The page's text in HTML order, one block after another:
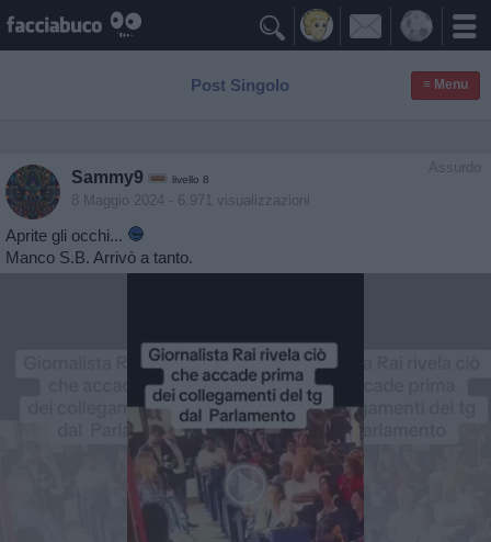

Post Singolo ≡ Menu
Assurdo
Sammy9 livello 8
8 Maggio 2024 - 6.971 visualizzazioni
Aprite gli occhi...
Manco S.B. Arrivò a tanto.